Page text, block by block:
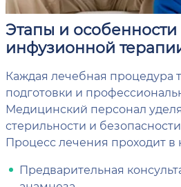
Этапы и
инфузионной
Каждая лечебная процедура
подготовки и
Медицинский персонал
стерильности и
Процесс лечения проходит в
Предварительная